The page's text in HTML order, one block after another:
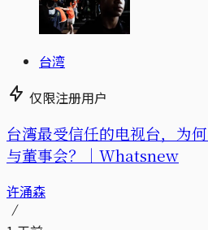
台湾
仅限注册用户
台湾最受信任的电视台，为
与董事会？｜Whatsnew
许涌森